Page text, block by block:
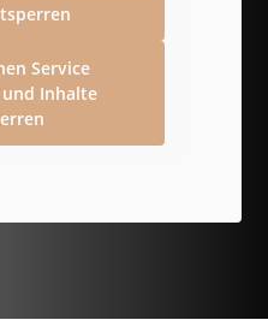
Service
Inhalte